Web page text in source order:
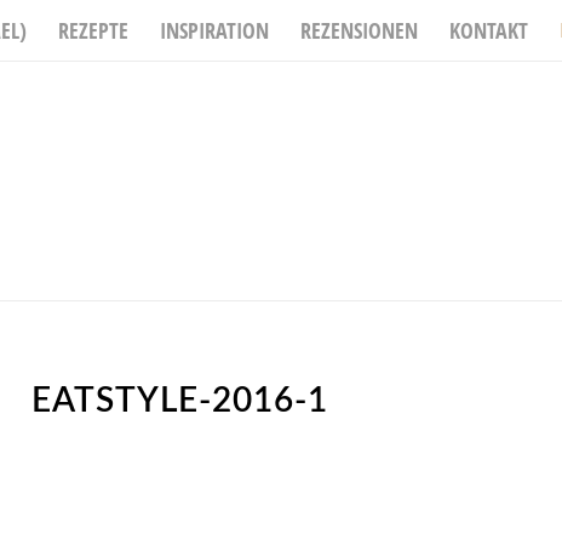
REZEPTE INSPIRATION REZENSIONEN KONTAKT
EATSTYLE-2016-1